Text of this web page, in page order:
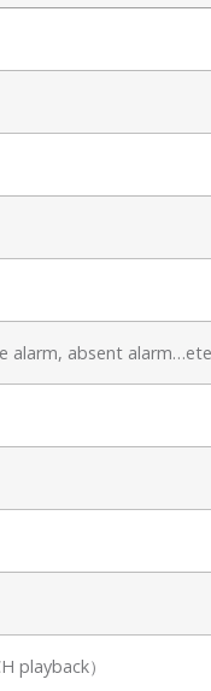
alarm, absent
playback）